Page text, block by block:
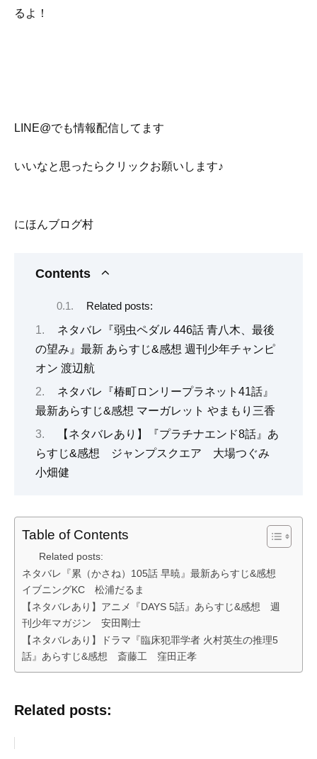
るよ！
LINE@でも情報配信してます
いいなと思ったらクリックお願いします♪
にほんブログ村
Contents
Related posts:
ネタバレ『弱虫ペダル 446話 青八木、最後
の望み』最新 あらすじ&感想 週刊少年チャンピ
オン 渡辺航
ネタバレ『椿町ロンリープラネット41話』
最新あらすじ&感想 マーガレット やまもり三香
【ネタバレあり】『プラチナエンド8話』あ
らすじ&感想 ジャンプスクエア 大場つぐみ
小畑健
Table of Contents
Related posts:
ネタバレ『累（かさね）105話 早暁』最新あらすじ&感想
イブニングKC 松浦だるま
【ネタバレあり】アニメ『DAYS 5話』あらすじ&感想 週
刊少年マガジン 安田剛士
【ネタバレあり】ドラマ『臨床犯罪学者 火村英生の推理5
話』あらすじ&感想 斎藤工 窪田正孝
Related posts: